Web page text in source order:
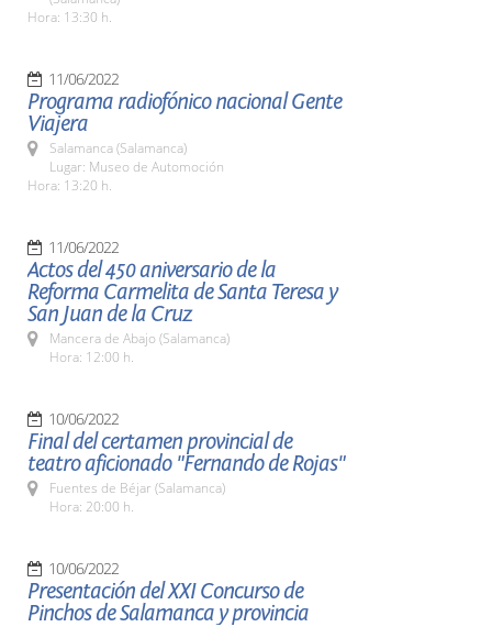
Hora: 13:30 h.
11/06/2022
Programa radiofónico nacional Gente
Viajera
Salamanca (Salamanca)
Lugar: Museo de Automoción
Hora: 13:20 h.
11/06/2022
Actos del 450 aniversario de la
Reforma Carmelita de Santa Teresa y
San Juan de la Cruz
Mancera de Abajo (Salamanca)
Hora: 12:00 h.
10/06/2022
Final del certamen provincial de
teatro aficionado "Fernando de Rojas"
Fuentes de Béjar (Salamanca)
Hora: 20:00 h.
10/06/2022
Presentación del XXI Concurso de
Pinchos de Salamanca y provincia